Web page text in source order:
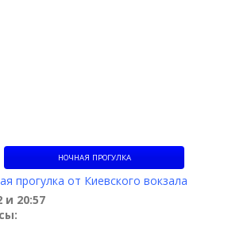
НОЧНАЯ ПРОГУЛКА
прогулка от Киевского вокзала
и 20:57